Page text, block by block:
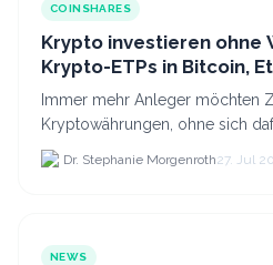
COINSHARES
Krypto investieren ohne
Krypto-ETPs in Bitcoin,
anlegst
Immer mehr Anleger möchten
Kryptowährungen, ohne sich
Wallet einrichten zu müssen.
nicht nur Bitcoin h...
Dr. Stephanie Morgenroth27. Jul
NEWS